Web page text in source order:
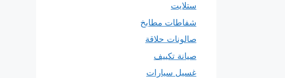
ستلايت
شفاطات مطابخ
صالونات حلاقة
صيانة تكييف
غسيل سيارات